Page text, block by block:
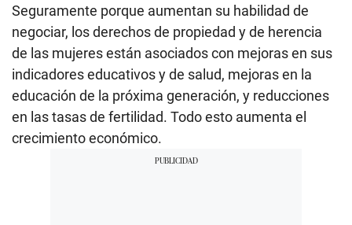
Seguramente porque aumentan su habilidad de
negociar, los derechos de propiedad y de herencia
de las mujeres están asociados con mejoras en sus
indicadores educativos y de salud, mejoras en la
educación de la próxima generación, y reducciones
en las tasas de fertilidad. Todo esto aumenta el
crecimiento económico.